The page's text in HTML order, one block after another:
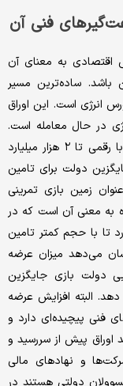
فنی آن
اقتصادی به معنای آن
ساده‌ترین مسیر
انرژی است. این اوراق
انرژی در حال معامله است.
چنان‌که امروز یکشنبه هم دو نماد از این اوراق با رقمی تا ۲ هزار میلیارد
دولت برای تامین
زمین بازی تمرینی
به معنی آن است که در
تا با حجم کمتر تامین
می‌دهد میزان عرضه
دولت بازی جایگزین
البته افزایش عرضه
فنی پیچیده‌ای دارد و
اوراق پیش از سررسید و
و نهادهای مالی
دولتی هستند در